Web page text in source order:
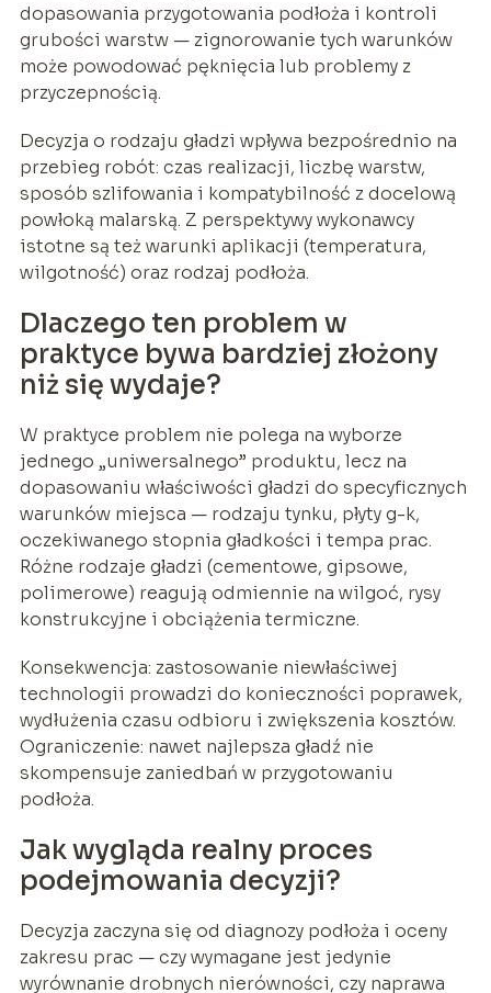
dopasowania przygotowania podłoża i kontroli
grubości warstw — zignorowanie tych warunków
może powodować pęknięcia lub problemy z
przyczepnością.
Decyzja o rodzaju gładzi wpływa bezpośrednio na
przebieg robót: czas realizacji, liczbę warstw,
sposób szlifowania i kompatybilność z docelową
powłoką malarską. Z perspektywy wykonawcy
istotne są też warunki aplikacji (temperatura,
wilgotność) oraz rodzaj podłoża.
Dlaczego ten problem w
praktyce bywa bardziej złożony
niż się wydaje?
W praktyce problem nie polega na wyborze
jednego „uniwersalnego” produktu, lecz na
dopasowaniu właściwości gładzi do specyficznych
warunków miejsca — rodzaju tynku, płyty g-k,
oczekiwanego stopnia gładkości i tempa prac.
Różne rodzaje gładzi (cementowe, gipsowe,
polimerowe) reagują odmiennie na wilgoć, rysy
konstrukcyjne i obciążenia termiczne.
Konsekwencja: zastosowanie niewłaściwej
technologii prowadzi do konieczności poprawek,
wydłużenia czasu odbioru i zwiększenia kosztów.
Ograniczenie: nawet najlepsza gładź nie
skompensuje zaniedbań w przygotowaniu
podłoża.
Jak wygląda realny proces
podejmowania decyzji?
Decyzja zaczyna się od diagnozy podłoża i oceny
zakresu prac — czy wymagane jest jedynie
wyrównanie drobnych nierówności, czy naprawa